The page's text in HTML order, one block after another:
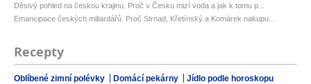
Děsivý pohled na českou krajinu. Proč v Česku mizí voda a jak k tomu p...
Emancipace českých miliardářů. Proč Strnad, Křetínský a Komárek nakupu...
Recepty
Oblíbené zimní polévky Domácí pekárny Jídlo podle horoskopu